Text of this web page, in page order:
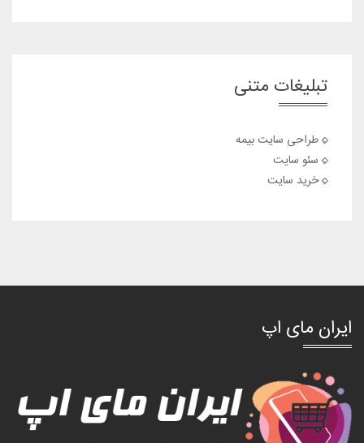
تبلیغات متنی
طراحی سایت بیمه
سئو سایت
خرید سایت
ایران مای اپ